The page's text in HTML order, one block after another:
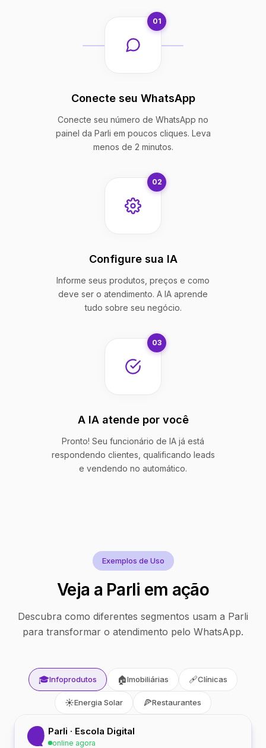
01
Conecte seu WhatsApp
Conecte seu número de WhatsApp no
painel da Parli em poucos cliques. Leva
menos de 2 minutos.
02
Configure sua IA
Informe seus produtos, preços e como
deve ser o atendimento. A IA aprende
tudo sobre seu negócio.
03
A IA atende por você
Pronto! Seu funcionário de IA já está
respondendo clientes, qualificando leads
e vendendo no automático.
Exemplos de Uso
Veja a Parli em ação
Descubra como diferentes segmentos usam a Parli
para transformar o atendimento pelo WhatsApp.
🎓Infoprodutos 🏠Imobiliárias 🩹Clínicas
☀️Energia Solar 🍕Restaurantes
Parli · Escola Digital
online agora